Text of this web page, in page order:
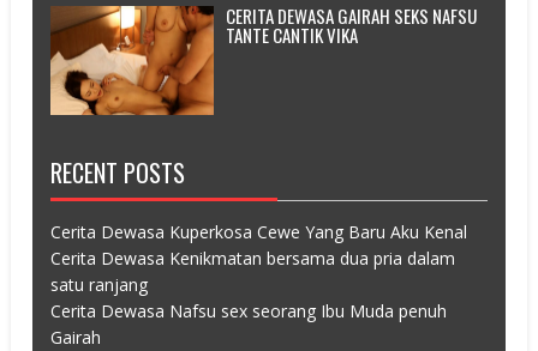
CERITA DEWASA GAIRAH SEKS NAFSU
TANTE CANTIK VIKA
RECENT POSTS
Cerita Dewasa Kuperkosa Cewe Yang Baru Aku Kenal
Cerita Dewasa Kenikmatan bersama dua pria dalam
satu ranjang
Cerita Dewasa Nafsu sex seorang Ibu Muda penuh
Gairah